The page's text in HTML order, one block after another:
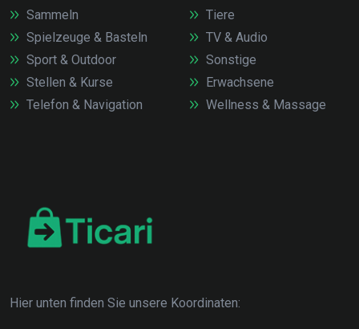
Sammeln
Spielzeuge & Basteln
Sport & Outdoor
Stellen & Kurse
Telefon & Navigation
Tiere
TV & Audio
Sonstige
Erwachsene
Wellness & Massage
Hier unten finden Sie unsere Koordinaten: